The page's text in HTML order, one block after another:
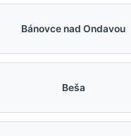
Bánovce nad Ondavou
Beša